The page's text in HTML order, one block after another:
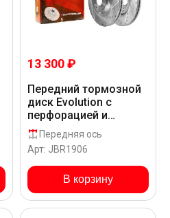
13 300 ₽
Передний тормозной
диск Evolution с
перфорацией и
насечками в покрытии
GEOMET для Hyundai
SANTA FE KRUSPS118
Передняя ось
Арт: JBR1906
В корзину